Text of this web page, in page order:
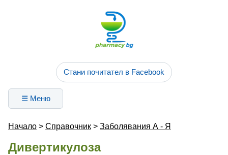
Стани почитател в Facebook
☰ Меню
Начало > Справочник > Заболявания А - Я
Дивертикулоза